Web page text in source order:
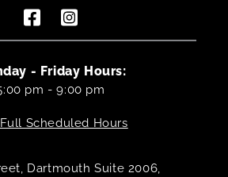
FacebookInstagram
- Friday Hours:
pm - 9:00 pm
Scheduled Hours
Dartmouth Suite 2006,